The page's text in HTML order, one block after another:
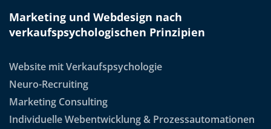
Marketing und Webdesign nach
verkaufspsychologischen Prinzipien
Website mit Verkaufspsychologie
Neuro-Recruiting
Marketing Consulting
Individuelle Webentwicklung & Prozessautomationen